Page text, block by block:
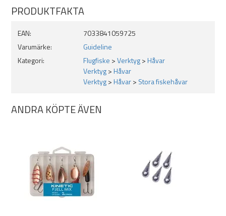
PRODUKTFAKTA
EAN:
7033841059725
Varumärke:
Guideline
Kategori:
Flugfiske >Verktyg>Håvar
Verktyg>Håvar
Verktyg>Håvar> Stora fiskehåvar
ANDRA KÖPTE ÄVEN